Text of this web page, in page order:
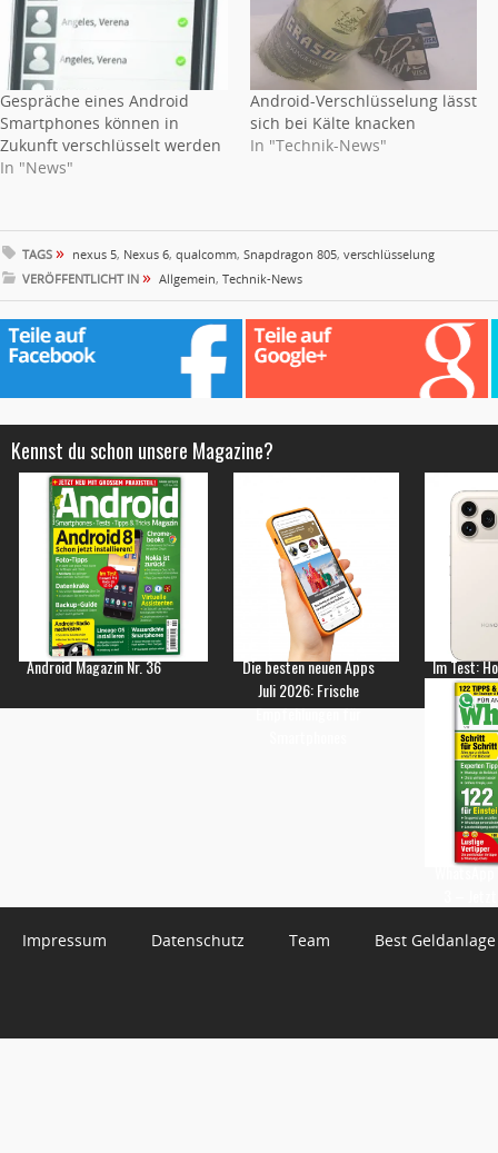
Gespräche eines Android
Smartphones können in
Zukunft verschlüsselt werden
In "News"
Android-Verschlüsselung lässt
sich bei Kälte knacken
In "Technik-News"
TAGS » nexus 5, Nexus 6, qualcomm, Snapdragon 805, verschlüsselung
VERÖFFENTLICHT IN » Allgemein, Technik-News
Kennst du schon unsere Magazine?
Android Magazin Nr. 36
Die besten neuen Apps
Juli 2026: Frische
Empfehlungen für
Im Test:
Impressum Datenschutz Team Best Geldanlage